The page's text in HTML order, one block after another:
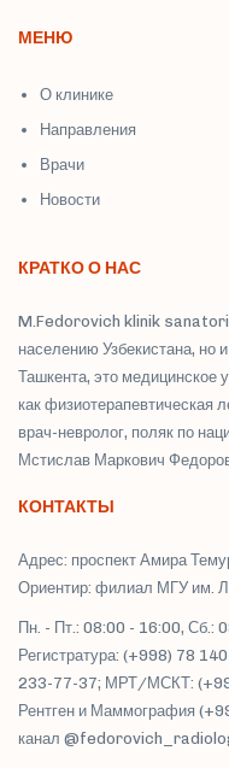
МЕНЮ
О клинике
Направления
Врачи
Новости
КРАТКО О НАС
M.Fedorovich klinik
населению Узбекистана, но
Ташкента, это медицинское
как физиотерапевтическая
врач-невролог, поляк по
Мстислав Маркович
КОНТАКТЫ
Адрес: проспект Амира
Ориентир: филиал МГУ им.
Пн. - Пт.: 08:00 - 16:00, Сб.:
Регистратура: (+998) 78
233-77-37; МРТ/МСКТ:
Рентген и Маммография
канал